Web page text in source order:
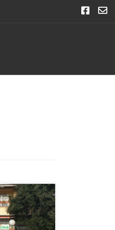
la Asociación
17 de
de 2018,